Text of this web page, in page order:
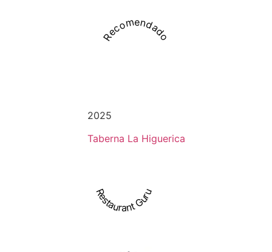
Recomendado
2025
Taberna La Higuerica
Restaurant Guru